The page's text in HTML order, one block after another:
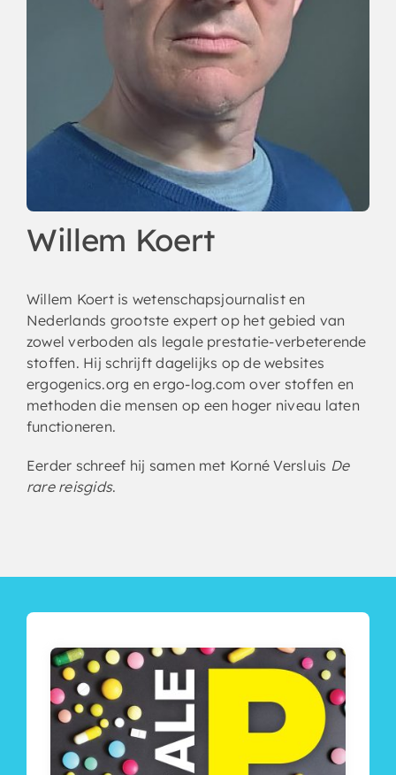
Willem Koert
Willem Koert is wetenschapsjournalist en
Nederlands grootste expert op het gebied van
zowel verboden als legale prestatie-verbeterende
stoffen. Hij schrijft dagelijks op de websites
ergogenics.org en ergo-log.com over stoffen en
methoden die mensen op een hoger niveau laten
functioneren.
Eerder schreef hij samen met Korné Versluis De
rare reisgids.